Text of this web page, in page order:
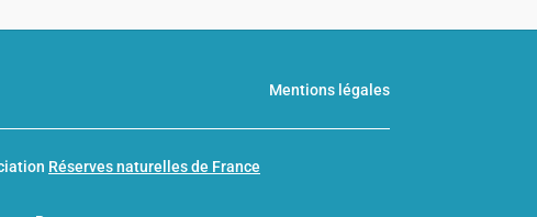
Mentions légales
Réserves naturelles de France